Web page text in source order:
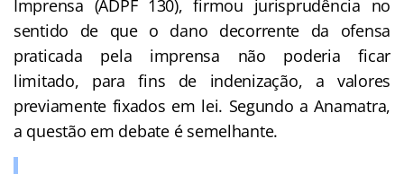
Imprensa (ADPF 130), firmou jurisprudência no
sentido de que o dano decorrente da ofensa
praticada pela imprensa não poderia ficar
limitado, para fins de indenização, a valores
previamente fixados em lei. Segundo a Anamatra,
a questão em debate é semelhante.